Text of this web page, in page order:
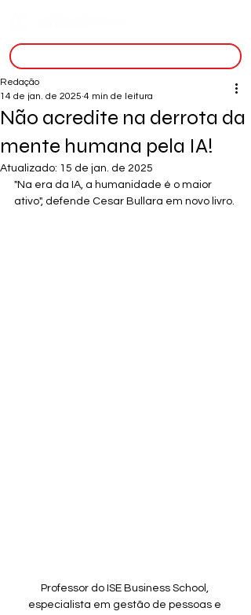
Não acredite na derrota da
mente humana pela IA!
Redação
14 de jan. de 2025 4 min de leitura
Atualizado: 15 de jan. de 2025
"Na era da IA, a humanidade é o maior
ativo", defende Cesar Bullara em novo livro.
Professor do ISE Business School,
especialista em gestão de pessoas e